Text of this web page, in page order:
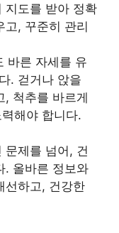
지도를 받아 정확
고, 꾸준히 관리
바른 자세를 유
. 걷거나 앉을
, 척추를 바르게
해야 합니다.
문제를 넘어, 건
. 올바른 정보와
선하고, 건강한